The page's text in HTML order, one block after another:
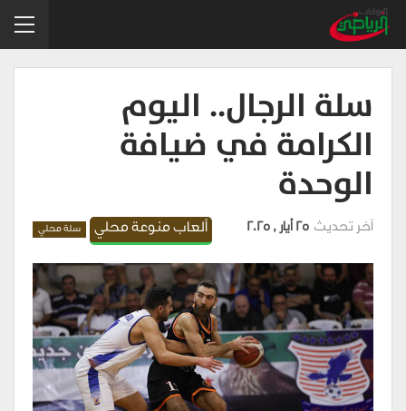
سلة الرجال.. اليوم
الكرامة في ضيافة
الوحدة
ألعاب منوعة محلي سلة محلي آخر تحديث25 أيار , 2025